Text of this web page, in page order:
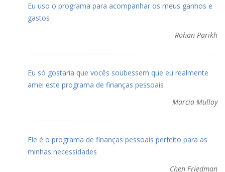
Eu uso o programa para acompanhar os meus ganhos e
gastos
Rohan Parikh
Eu só gostaria que vocês soubessem que eu realmente
amei este programa de finanças pessoais
Marcia Mulloy
Ele é o programa de finanças pessoais perfeito para as
minhas necessidades
Chen Friedman